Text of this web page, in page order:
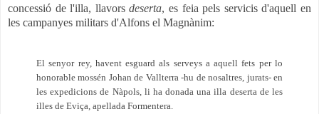
concessió de l'illa, llavorsdeserta, es feia pels servicis d'aquell en
les campanyes militars d'Alfons el Magnànim:
El senyor rey, havent esguard als serveys a aquell fets per lo
honorable mossén Johan de Vallterra -hu de nosaltres, jurats- en
les expedicions de Nàpols, li ha donada una illa deserta de les
illes de Eviça, apellada Formentera.